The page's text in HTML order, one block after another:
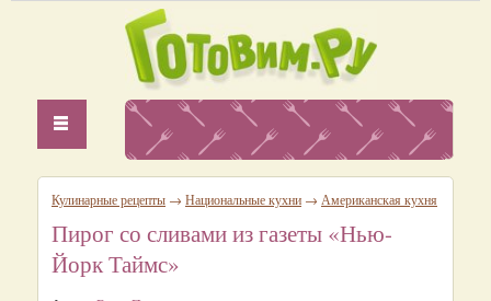
Кулинарные рецепты → Национальные кухни → Американская кухня
Пирог со сливами из газеты «Нью-
Йорк Таймс»